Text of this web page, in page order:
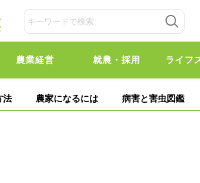
農業経営 就農・採用 ライフ
法 農家になるには 病害と害虫図鑑